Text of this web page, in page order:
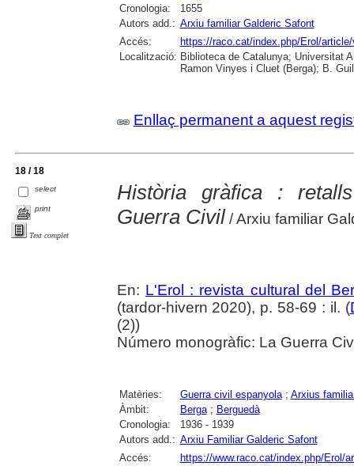
Cronologia:
1655
Autors add.: Arxiu familiar Galderic Safont
Accés:
https://raco.cat/index.php/Erol/
Localització: Biblioteca de Catalunya; Universitat
Ramon Vinyes i Cluet (Berga); B.
Enllaç permanent a aquest
18 / 18
select
print
Text complet
Història gràfica :
Guerra Civil/ Arxiu familiar
En: L'Erol : revista cultural del
(tardor-hivern 2020), p. 58-69 : il. (
(2))
Número monogràfic: La Guerra
Matèries: Guerra civil espanyola; Arxius
Àmbit:
Berga; Berguedà
Cronologia:
1936 - 1939
Autors add.: Arxiu Familiar Galderic Safont
Accés:
https://www.raco.cat/index.php/Erol/